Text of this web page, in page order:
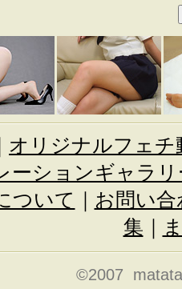
オリジナルフェチ
ーションギャラリ
ついて
お問い合
集
©2007